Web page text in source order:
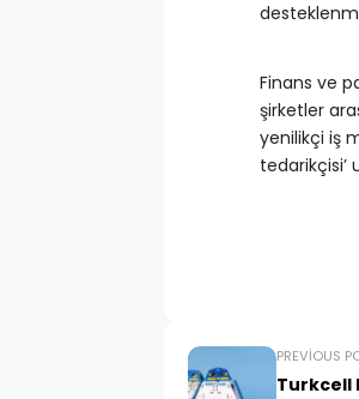
Finans ve
şirketler
yenilikçi iş
tedarikçisi’
PREVIOUS
Turkcell